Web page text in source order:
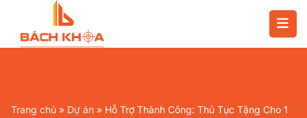
Trang chủ » Dự án » Hỗ Trợ Thành Công: Thủ Tục Tặng Cho 1